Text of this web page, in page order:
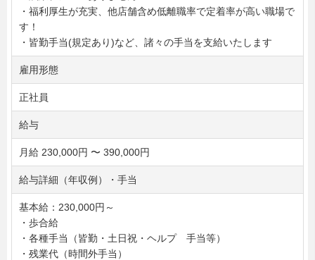
・福利厚生が充実、他店舗含め低離職率で定着率が高い職場で
す！
・皆勤手当(規定あり)など、諸々の手当を支給いたします
雇用形態
正社員
給与
月給 230,000円 〜 390,000円
給与詳細（年収例）・手当
基本給：230,000円～
・歩合給
・各種手当（皆勤・土日祝・ヘルプ 手当等）
・残業代（時間外手当）